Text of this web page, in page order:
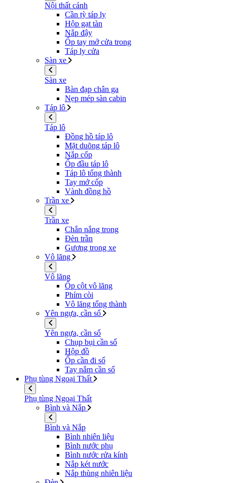
Nội thất cánh
Cần tỳ táp ly
Hộp gạt tàn
Nắp đậy
Ốp tay mở cửa trong
Táp ly cửa
Sàn xe
Sàn xe
Bàn đạp chân ga
Nẹp mép sàn cabin
Táp lô
Táp lô
Đồng hồ táp lô
Mặt duõng táp lô
Nắp cốp
Ốp đầu táp lô
Táp lô tổng thành
Tay mở cốp
Vành đồng hồ
Trần xe
Trần xe
Chắn nắng trong
Đèn trần
Gương trong xe
Vô lăng
Vô lăng
Ốp cột vô lăng
Phím còi
Vô lăng tổng thành
Yên ngựa, cần số
Yên ngựa, cần số
Chụp bụi cần số
Hộp đồ
Ốp cần đi số
Tay nắm cần số
Phụ tùng Ngoại Thất
Phụ tùng Ngoại Thất
Bình và Nắp
Bình và Nắp
Bình nhiên liệu
Bình nước phụ
Bình nước rửa kính
Nắp két nước
Nắp thùng nhiên liệu